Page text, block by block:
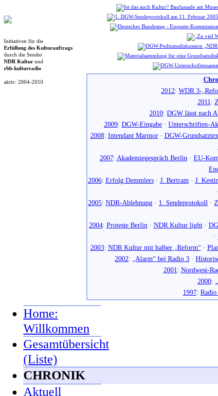
Initiativen für die
Erfüllung des Kulturauftrags
durch die Sender
NDR Kultur und
rbb-kulturradio
aktiv: 2004-2010
2012: WDR 3-
2011:
2010: DGW lässt nach
2009: DGW-Eingabe· Unterschriften-
2008: Intendant Marmor· DGW-
2007: Akademiegespräch Berlin · EU-
2006: Erfolg Demmlers· J. Bertram · J.
2005: NDR-Ablehnung · 1. Sendeprotokoll ·
2004: Proteste Berlin · NDR Kultur light·
·
2003: NDR Kultur mit halber „Reform“·
2002: „Alarm“ bei Radio 3 ·
2001: Nordwest-
2000:
1997:
Home:
Willkommen
Gesamtübersicht
(Liste)
CHRONIK
Aktuell